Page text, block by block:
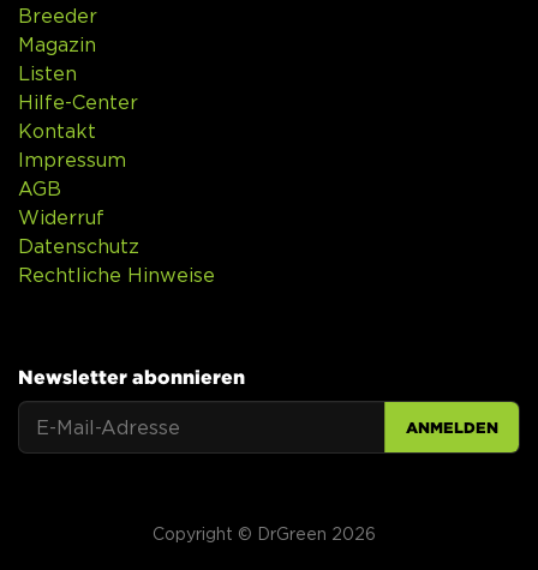
Breeder
Magazin
Listen
Hilfe-Center
Kontakt
Impressum
AGB
Widerruf
Datenschutz
Rechtliche Hinweise
Newsletter abonnieren
ANMELDEN
Copyright © DrGreen 2026